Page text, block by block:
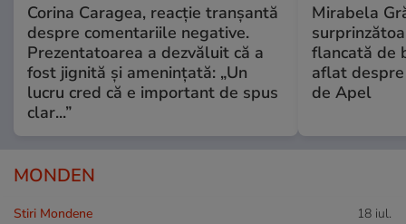
Corina Caragea, reacție tranșantă
despre comentariile negative.
Prezentatoarea a dezvăluit că a
fost jignită și amenințată: „Un
lucru cred că e important de spus
clar...”
Mirabela
flancată de
aflat
de Apel
MONDEN
Stiri Mondene 18 iul.